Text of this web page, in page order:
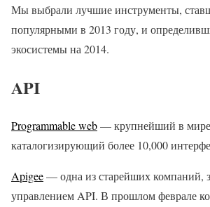
Мы выбрали лучшие инструменты,
популярными в 2013 году, и
экосистемы на 2014.
API
Programmable web— крупнейший в мире
каталогизирующий более 10,000
Apigee— одна из старейших компаний,
управлением API. В прошлом феврале